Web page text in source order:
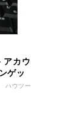
アカウ
ゲッ
ハウツー